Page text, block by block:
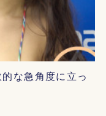
な急角度に立っ